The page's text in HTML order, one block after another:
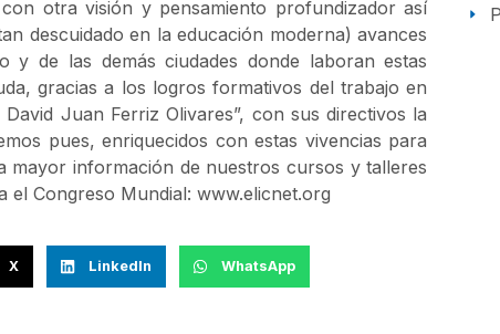
otra visión y pensamiento profundizador así
descuidado en la educación moderna) avances
de las demás ciudades donde laboran estas
gracias a los logros formativos del trabajo en
Juan Ferriz Olivares”, con sus directivos la
pues, enriquecidos con estas vivencias para
mayor información de nuestros cursos y talleres
el Congreso Mundial: www.elicnet.org
X LinkedIn WhatsApp